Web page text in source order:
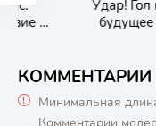
Удар! Гол в
будущее
КОММЕНТАРИИ
Минимальная